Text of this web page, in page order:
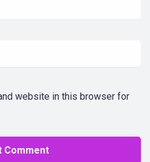
website in this browser for